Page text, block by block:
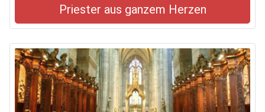
Priester aus ganzem Herzen